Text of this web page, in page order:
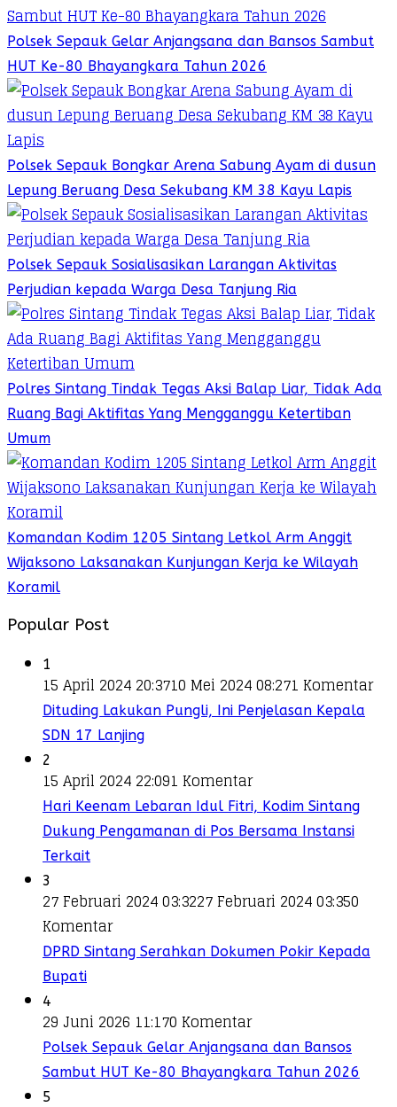
Polsek Sepauk Gelar Anjangsana dan Bansos Sambut
HUT Ke-80 Bhayangkara Tahun 2026
Polsek Sepauk Bongkar Arena Sabung Ayam di dusun
Lepung Beruang Desa Sekubang KM 38 Kayu Lapis
Polsek Sepauk Sosialisasikan Larangan Aktivitas
Perjudian kepada Warga Desa Tanjung Ria
Polres Sintang Tindak Tegas Aksi Balap Liar, Tidak Ada
Ruang Bagi Aktifitas Yang Mengganggu Ketertiban
Umum
Komandan Kodim 1205 Sintang Letkol Arm Anggit
Wijaksono Laksanakan Kunjungan Kerja ke Wilayah
Koramil
Popular Post
1
15 April 2024 20:3710 Mei 2024 08:271 Komentar
Dituding Lakukan Pungli, Ini Penjelasan Kepala
SDN 17 Lanjing
2
15 April 2024 22:091 Komentar
Hari Keenam Lebaran Idul Fitri, Kodim Sintang
Dukung Pengamanan di Pos Bersama Instansi
Terkait
3
27 Februari 2024 03:3227 Februari 2024 03:350
Komentar
DPRD Sintang Serahkan Dokumen Pokir Kepada
Bupati
4
29 Juni 2026 11:170 Komentar
Polsek Sepauk Gelar Anjangsana dan Bansos
Sambut HUT Ke-80 Bhayangkara Tahun 2026
5